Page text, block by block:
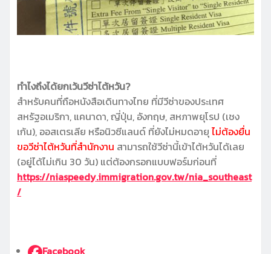
ทำไงถึงได้ยกเว้นวีซ่าไต้หวัน?
สำหรับคนที่ถือหนังสือเดินทางไทย ที่มีวีซ่าของประเทศ
สหรัฐอเมริกา, แคนาดา, ญี่ปุ่น, อังกฤษ, สหภาพยุโรป (เชง
เก้น), ออสเตรเลีย หรือนิวซีแลนด์ ที่ยังไม่หมดอายุ ไม่ต้องยื่น
ขอวีซ่าไต้หวันที่สำนักงาน สามารถใช้วีซ่านี้เข้าไต้หวันได้เลย
(อยู่ได้ไม่เกิน 30 วัน) แต่ต้องกรอกแบบฟอร์มก่อนที่
https://niaspeedy.immigration.gov.tw/nia_southeast
/
Facebook